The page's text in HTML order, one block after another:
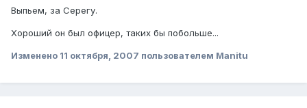
Выпьем, за Серегу.
Хороший он был офицер, таких бы побольше...
Изменено 11 октября, 2007 пользователем Manitu